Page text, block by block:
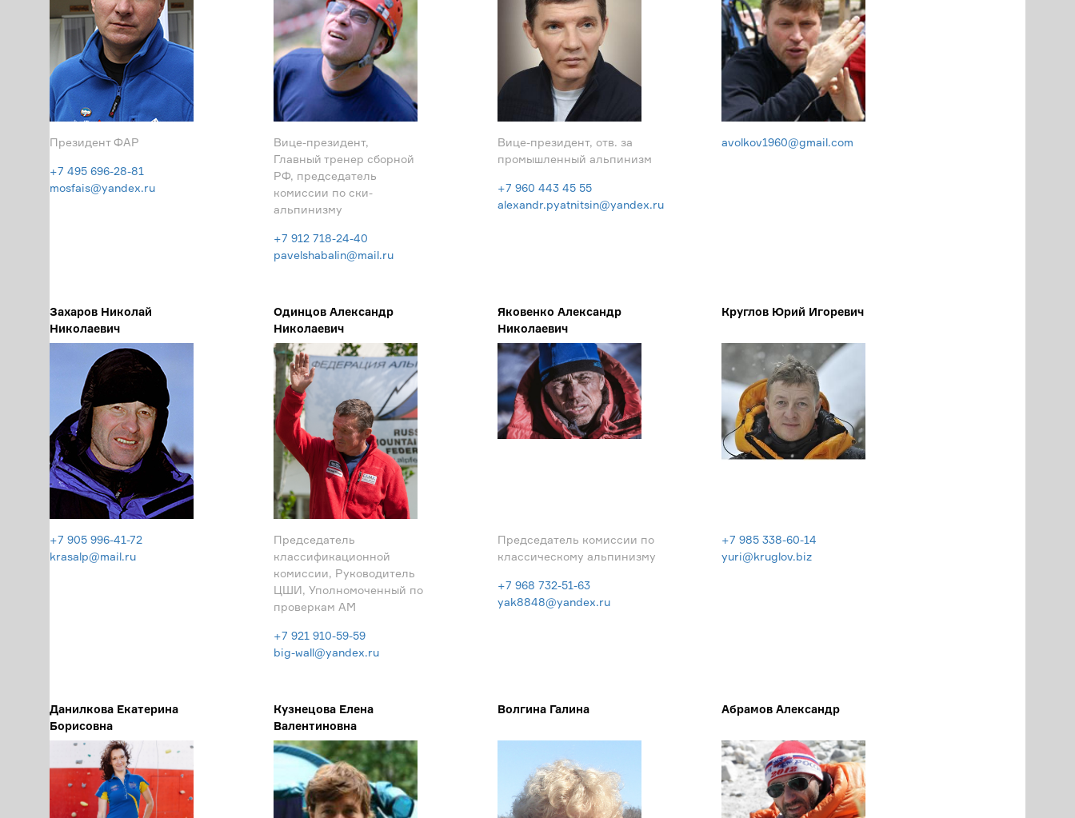
Президент ФАР
+7 495 696-28-81
mosfais@yandex.ru
Вице-президент,
Главный тренер сборной
РФ, председатель
комиссии по ски-
альпинизму
+7 912 718-24-40
pavelshabalin@mail.ru
Вице-президент, отв. за
промышленный альпинизм
+7 960 443 45 55
alexandr.pyatnitsin@yandex.ru
avolkov1960@gmail.com
Захаров Николай
Николаевич
+7 905 996-41-72
krasalp@mail.ru
Одинцов Александр
Николаевич
Председатель
классификационной
комиссии, Руководитель
ЦШИ, Уполномоченный по
проверкам АМ
+7 921 910-59-59
big-wall@yandex.ru
Яковенко Александр
Николаевич
Председатель комиссии по
классическому альпинизму
+7 968 732-51-63
yak8848@yandex.ru
Круглов Юрий Игоревич
+7 985 338-60-14
yuri@kruglov.biz
Данилкова Екатерина
Борисовна
Кузнецова Елена
Валентиновна
Волгина Галина Абрамов Александр